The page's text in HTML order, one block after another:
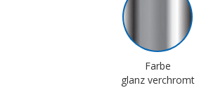
Farbe
glanz verchromt